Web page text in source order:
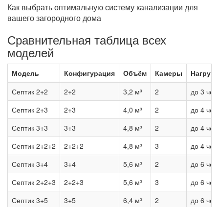
Как выбрать оптимальную систему канализации для
вашего загородного дома
Сравнительная таблица всех
моделей
Модель Конфигурация Объём Камеры
Септик 2+2
2+2 3,2 м³ 2
до 3 чел.
Септик 2+3
2+3 4,0 м³ 2
до 4 чел.
Септик 3+3
3+3 4,8 м³ 2
до 4 чел.
Септик 2+2+2
2+2+2 4,8 м³ 3
до 4 чел.
Септик 3+4
3+4 5,6 м³ 2
до 6 чел.
Септик 2+2+3
2+2+3 5,6 м³ 3
до 6 чел.
Септик 3+5
3+5 6,4 м³ 2
до 6 чел.